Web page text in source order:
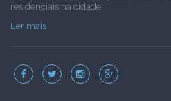
residenciais na cidade
Ler mais